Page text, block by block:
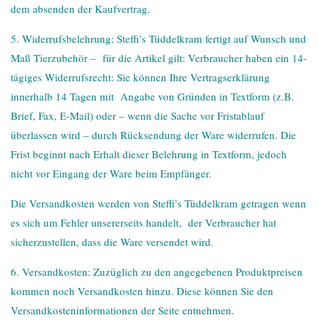
dem absenden der Kaufvertrag.
5. Widerrufsbelehrung: Steffi’s Tüddelkram fertigt auf Wunsch und
Maß Tierzubehör – für die Artikel gilt: Verbraucher haben ein 14-
tägiges Widerrufsrecht: Sie können Ihre Vertragserklärung
innerhalb 14 Tagen mit Angabe von Gründen in Textform (z.B.
Brief, Fax, E-Mail) oder – wenn die Sache vor Fristablauf
überlassen wird – durch Rücksendung der Ware widerrufen. Die
Frist beginnt nach Erhalt dieser Belehrung in Textform, jedoch
nicht vor Eingang der Ware beim Empfänger.
Die Versandkosten werden von Steffi’s Tüddelkram getragen wenn
es sich um Fehler unsererseits handelt, der Verbraucher hat
sicherzustellen, dass die Ware versendet wird.
6. Versandkosten: Zuzüglich zu den angegebenen Produktpreisen
kommen noch Versandkosten hinzu. Diese können Sie den
Versandkosteninformationen der Seite entnehmen.